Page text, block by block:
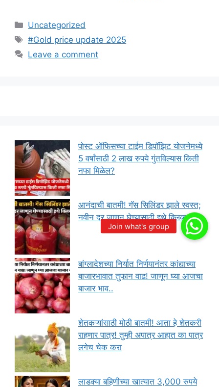
Categories
Uncategorized
Tags
#Gold price update 2025
Leave a comment
पोस्ट ऑफिसच्या टाईम डिपॉझिट योजनेमध्ये
5 वर्षांसाठी 2 लाख रुपये गुंतविल्यास किती
नफा मिळेल?
आनंदाची बातमी! गॅस सिलिंडर झाले स्वस्त;
नवीन दर जाणून घेण्यासाठी इथे क्लिक करा
बांग्लादेशच्या निर्यात निर्णयानंतर कांद्याच्या
बाजारभावात तुफान वाढ! जाणून घ्या आजचा
बाजार भाव..
शेतकऱ्यांसाठी मोठी बातमी! आता हे शेतकरी
राहणार पात्र! तुम्ही अपात्र आहात का पात्र
लगेच चेक करा
लाडक्या बहिणीच्या खात्यात 3,000 रुपये